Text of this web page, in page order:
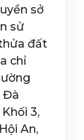
sở
sử
đất
chỉ
Đà
3,
An,